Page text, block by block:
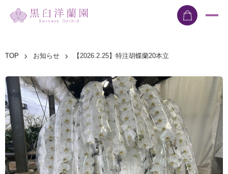
TOP お知らせ 【2026.2.25】特注胡蝶蘭20本立